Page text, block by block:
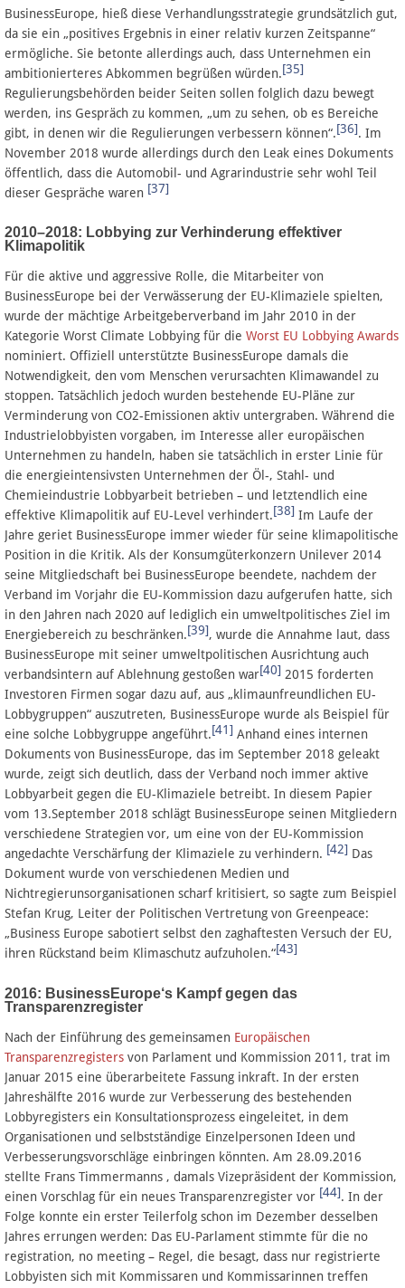
BusinessEurope, hieß diese Verhandlungsstrategie grundsätzlich gut,
da sie ein „positives Ergebnis in einer relativ kurzen Zeitspanne“
ermögliche. Sie betonte allerdings auch, dass Unternehmen ein
ambitionierteres Abkommen begrüßen würden.[35]
Regulierungsbehörden beider Seiten sollen folglich dazu bewegt
werden, ins Gespräch zu kommen, „um zu sehen, ob es Bereiche
gibt, in denen wir die Regulierungen verbessern können“.[36]. Im
November 2018 wurde allerdings durch den Leak eines Dokuments
öffentlich, dass die Automobil- und Agrarindustrie sehr wohl Teil
dieser Gespräche waren [37]
2010–2018: Lobbying zur Verhinderung effektiver
Klimapolitik
Für die aktive und aggressive Rolle, die Mitarbeiter von
BusinessEurope bei der Verwässerung der EU-Klimaziele spielten,
wurde der mächtige Arbeitgeberverband im Jahr 2010 in der
Kategorie Worst Climate Lobbying für die Worst EU Lobbying Awards
nominiert. Offiziell unterstützte BusinessEurope damals die
Notwendigkeit, den vom Menschen verursachten Klimawandel zu
stoppen. Tatsächlich jedoch wurden bestehende EU-Pläne zur
Verminderung von CO2-Emissionen aktiv untergraben. Während die
Industrielobbyisten vorgaben, im Interesse aller europäischen
Unternehmen zu handeln, haben sie tatsächlich in erster Linie für
die energieintensivsten Unternehmen der Öl-, Stahl- und
Chemieindustrie Lobbyarbeit betrieben – und letztendlich eine
effektive Klimapolitik auf EU-Level verhindert.[38] Im Laufe der
Jahre geriet BusinessEurope immer wieder für seine klimapolitische
Position in die Kritik. Als der Konsumgüterkonzern Unilever 2014
seine Mitgliedschaft bei BusinessEurope beendete, nachdem der
Verband im Vorjahr die EU-Kommission dazu aufgerufen hatte, sich
in den Jahren nach 2020 auf lediglich ein umweltpolitisches Ziel im
Energiebereich zu beschränken.[39], wurde die Annahme laut, dass
BusinessEurope mit seiner umweltpolitischen Ausrichtung auch
verbandsintern auf Ablehnung gestoßen war[40] 2015 forderten
Investoren Firmen sogar dazu auf, aus „klimaunfreundlichen EU-
Lobbygruppen“ auszutreten, BusinessEurope wurde als Beispiel für
eine solche Lobbygruppe angeführt.[41] Anhand eines internen
Dokuments von BusinessEurope, das im September 2018 geleakt
wurde, zeigt sich deutlich, dass der Verband noch immer aktive
Lobbyarbeit gegen die EU-Klimaziele betreibt. In diesem Papier
vom 13.September 2018 schlägt BusinessEurope seinen Mitgliedern
verschiedene Strategien vor, um eine von der EU-Kommission
angedachte Verschärfung der Klimaziele zu verhindern. [42] Das
Dokument wurde von verschiedenen Medien und
Nichtregierunsorganisationen scharf kritisiert, so sagte zum Beispiel
Stefan Krug, Leiter der Politischen Vertretung von Greenpeace:
„Business Europe sabotiert selbst den zaghaftesten Versuch der EU,
ihren Rückstand beim Klimaschutz aufzuholen.“[43]
2016: BusinessEurope‘s Kampf gegen das
Transparenzregister
Nach der Einführung des gemeinsamen Europäischen
Transparenzregisters von Parlament und Kommission 2011, trat im
Januar 2015 eine überarbeitete Fassung inkraft. In der ersten
Jahreshälfte 2016 wurde zur Verbesserung des bestehenden
Lobbyregisters ein Konsultationsprozess eingeleitet, in dem
Organisationen und selbstständige Einzelpersonen Ideen und
Verbesserungsvorschläge einbringen könnten. Am 28.09.2016
stellte Frans Timmermanns , damals Vizepräsident der Kommission,
einen Vorschlag für ein neues Transparenzregister vor [44]. In der
Folge konnte ein erster Teilerfolg schon im Dezember desselben
Jahres errungen werden: Das EU-Parlament stimmte für die no
registration, no meeting – Regel, die besagt, dass nur registrierte
Lobbyisten sich mit Kommissaren und Kommissarinnen treffen